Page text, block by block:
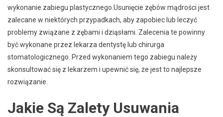
wykonanie zabiegu plastycznego.Usunięcie zębów mądrości jest
zalecane w niektórych przypadkach, aby zapobiec lub leczyć
problemy związane z zębami i dziąsłami. Zalecenia te powinny
być wykonane przez lekarza dentystę lub chirurga
stomatologicznego. Przed wykonaniem tego zabiegu należy
skonsultować się z lekarzem i upewnić się, że jest to najlepsze
rozwiązanie.
Jakie Są Zalety Usuwania